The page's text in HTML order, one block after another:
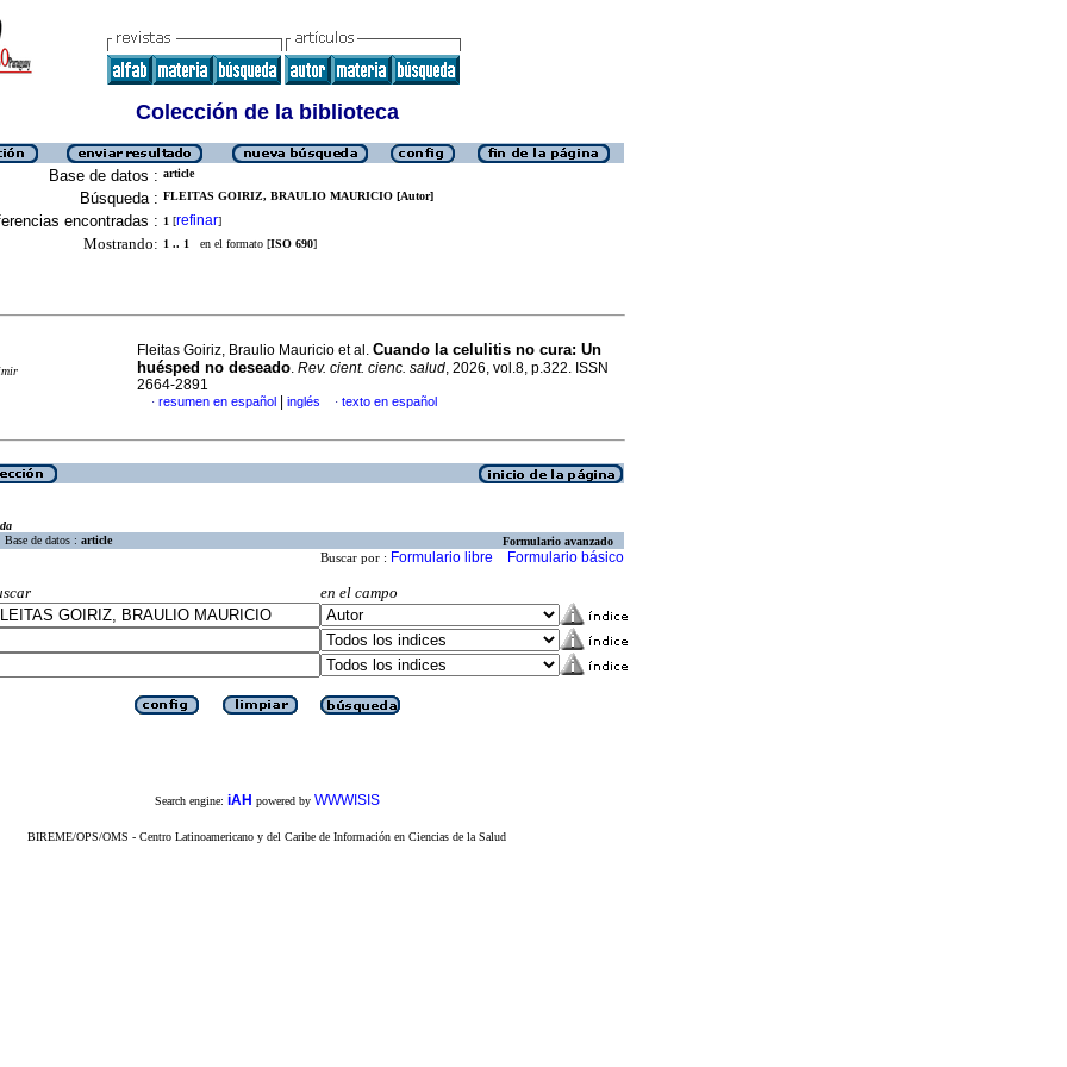
Colección de la biblioteca
Base de datos : article
Búsqueda : FLEITAS GOIRIZ, BRAULIO MAURICIO [Autor]
encontradas : 1 [refinar]
Mostrando: 1 .. 1 en el formato [ISO 690]
Fleitas Goiriz, Braulio Mauricio et al. Cuando la celulitis no cura: Un
huésped no deseado. Rev. cient. cienc. salud, 2026, vol.8, p.322. ISSN
2664-2891
· resumen en español inglés · texto en español
Base de datos : article Formulario avanzado
Buscar por : Formulario libre Formulario básico
en el campo
Search engine: iAH powered by WWWISIS
BIREME/OPS/OMS - Centro Latinoamericano y del Caribe de Información en Ciencias de la Salud